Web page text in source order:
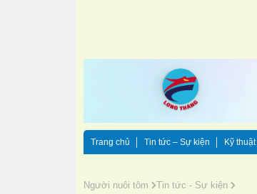
Trang chủ Tin tức – Sự kiện Kỹ
Người nuôi tôm Tin tức - Sự kiện